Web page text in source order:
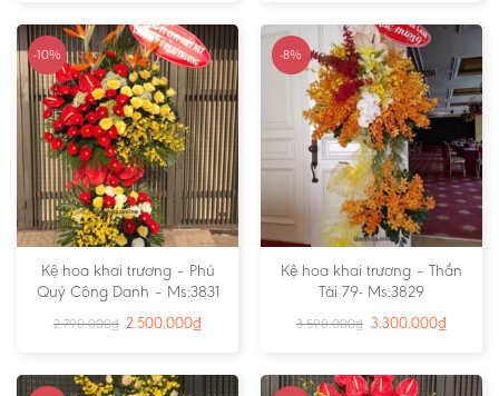
-10%
Kệ hoa khai trương – Phú
Quý Công Danh – Ms:3831
2.790.000₫ 2.500.000₫
-8%
Kệ hoa khai trương – Thần
Tài 79- Ms:3829
3.590.000₫ 3.300.000₫